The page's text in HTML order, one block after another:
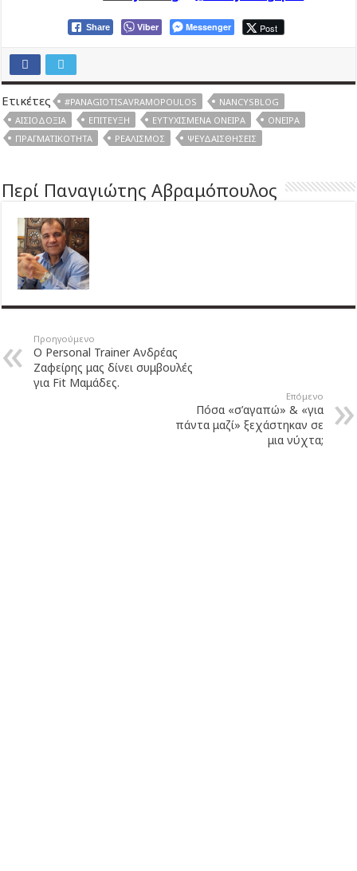
Share Viber Messenger Post
Ετικέτες #PANAGIOTISAVRAMOPOULOS
NANCYSBLOG
ΑΙΣΙΟΔΟΞΊΑ
ΕΠΊΤΕΥΞΗ ΕΥΤΥΧΙΣΜΈΝΑ ΌΝΕΙΡΑ
ΌΝΕΙΡΑ
ΠΡΑΓΜΑΤΙΚΌΤΗΤΑ
ΡΕΑΛΙΣΜΌΣ ΨΕΥΔΑΙΣΘΉΣΕΙΣ
Περί Παναγιώτης Αβραμόπουλος
Προηγούμενο
Ο Personal Trainer Ανδρέας
Ζαφείρης μας δίνει συμβουλές
για Fit Μαμάδες.
Επόμενο
Πόσα «σ’αγαπώ» & «για
πάντα μαζί» ξεχάστηκαν σε
μια νύχτα;